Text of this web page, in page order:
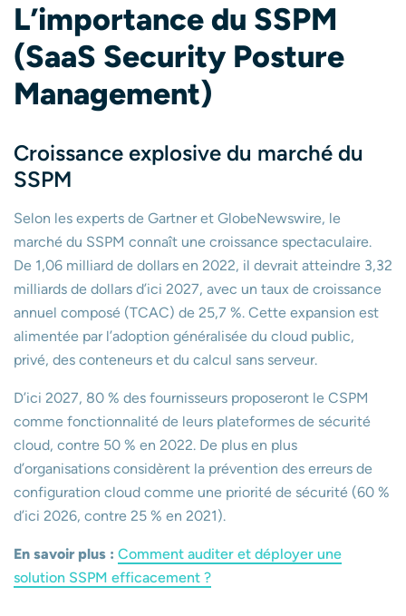
L’importance du SSPM
(SaaS Security Posture
Management)
Croissance explosive du marché du
SSPM
Selon les experts de Gartner et GlobeNewswire, le
marché du SSPM connaît une croissance spectaculaire.
De 1,06 milliard de dollars en 2022, il devrait atteindre 3,32
milliards de dollars d’ici 2027, avec un taux de croissance
annuel composé (TCAC) de 25,7 %. Cette expansion est
alimentée par l’adoption généralisée du cloud public,
privé, des conteneurs et du calcul sans serveur.
D’ici 2027, 80 % des fournisseurs proposeront le CSPM
comme fonctionnalité de leurs plateformes de sécurité
cloud, contre 50 % en 2022. De plus en plus
d’organisations considèrent la prévention des erreurs de
configuration cloud comme une priorité de sécurité (60 %
d’ici 2026, contre 25 % en 2021).
En savoir plus : Comment auditer et déployer une
solution SSPM efficacement ?